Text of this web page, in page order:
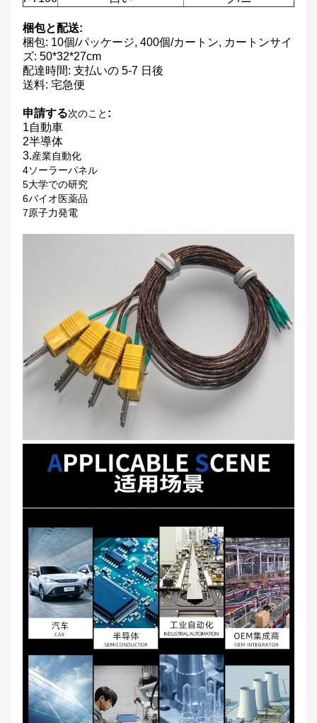
梱包と配送:
梱包: 10個/パッケージ, 400個/カートン, カートンサイ
ズ: 50*32*27cm
配達時間: 支払いの 5-7 日後
送料: 宅急便
申請する次のこと :
1自動車
2半導体
3.産業自動化
4ソーラーパネル
5大学での研究
6バイオ医薬品
7原子力発電